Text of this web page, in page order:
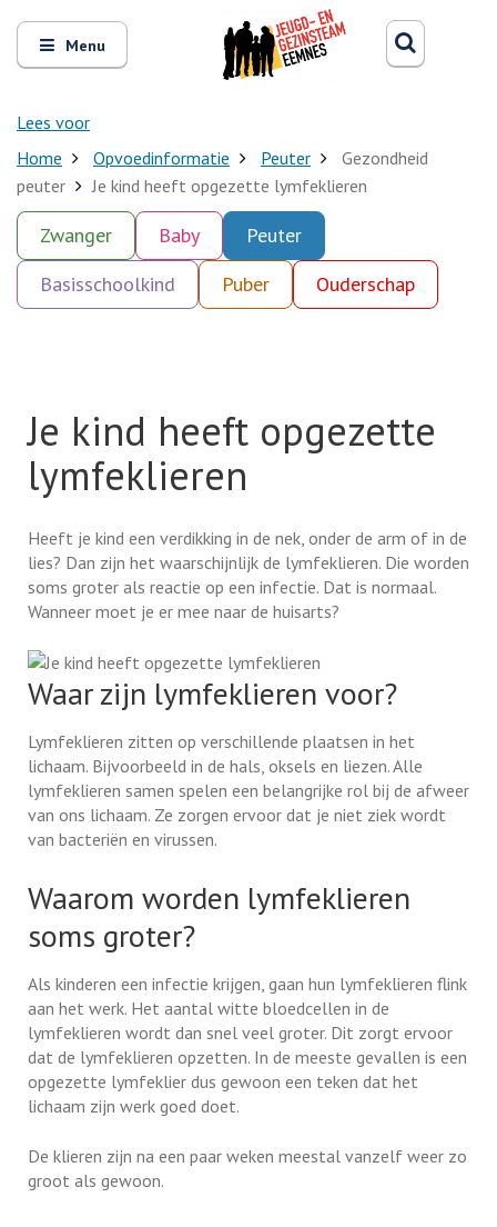
Open
en
sluit
Menu
Lees voor
Zoeken
Home Opvoedinformatie Peuter
Gezondheid
peuter
Je kind heeft opgezette lymfeklieren
Zwanger Baby
Peuter
Basisschoolkind
Puber Ouderschap
Je kind heeft opgezette
lymfeklieren
Heeft je kind een verdikking in de nek, onder de arm of in de
lies? Dan zijn het waarschijnlijk de lymfeklieren. Die worden
soms groter als reactie op een infectie. Dat is normaal.
Wanneer moet je er mee naar de huisarts?
Waar zijn lymfeklieren voor?
Lymfeklieren zitten op verschillende plaatsen in het
lichaam. Bijvoorbeeld in de hals, oksels en liezen. Alle
lymfeklieren samen spelen een belangrijke rol bij de afweer
van ons lichaam. Ze zorgen ervoor dat je niet ziek wordt
van bacteriën en virussen.
Waarom worden lymfeklieren
soms groter?
Als kinderen een infectie krijgen, gaan hun lymfeklieren flink
aan het werk. Het aantal witte bloedcellen in de
lymfeklieren wordt dan snel veel groter. Dit zorgt ervoor
dat de lymfeklieren opzetten. In de meeste gevallen is een
opgezette lymfeklier dus gewoon een teken dat het
lichaam zijn werk goed doet.
De klieren zijn na een paar weken meestal vanzelf weer zo
groot als gewoon.